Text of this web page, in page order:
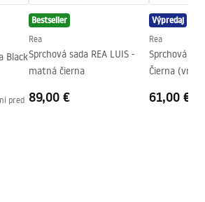
Hliník
Mosadz
Áno
čierna
1590 -1610
Black
pred
Bestseller
Rea
Sprchová sada REA LUIS -
matná čierna
89,00 €
Výpredaj
Rea
Sprchová
Čierna
61,00 €